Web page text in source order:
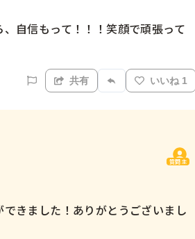
自信もって！！！笑顔で頑張って
共有 いいね 1
質問主
きました！ありがとうございまし